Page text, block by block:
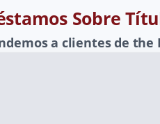
Sobre
a clientes de the